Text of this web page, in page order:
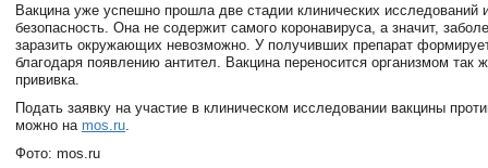
Вакцина уже успешно прошла две стадии клинических исследований
безопасность. Она не содержит самого коронавируса, а значит,
заразить окружающих невозможно. У получивших препарат
благодаря появлению антител. Вакцина переносится организмом так
прививка.
Подать заявку на участие в клиническом исследовании вакцины
можно на mos.ru
Фото: mos.ru